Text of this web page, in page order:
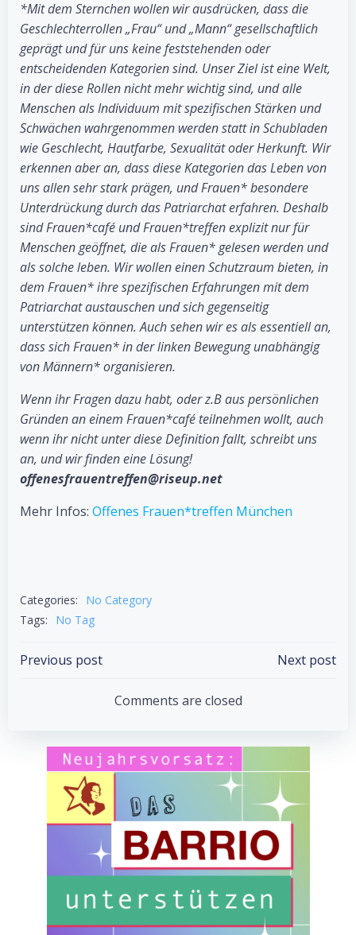
*Mit dem Sternchen wollen wir ausdrücken, dass die
Geschlechterrollen „Frau“ und „Mann“ gesellschaftlich
geprägt und für uns keine feststehenden oder
entscheidenden Kategorien sind. Unser Ziel ist eine Welt,
in der diese Rollen nicht mehr wichtig sind, und alle
Menschen als Individuum mit spezifischen Stärken und
Schwächen wahrgenommen werden statt in Schubladen
wie Geschlecht, Hautfarbe, Sexualität oder Herkunft. Wir
erkennen aber an, dass diese Kategorien das Leben von
uns allen sehr stark prägen, und Frauen* besondere
Unterdrückung durch das Patriarchat erfahren. Deshalb
sind Frauen*café und Frauen*treffen explizit nur für
Menschen geöffnet, die als Frauen* gelesen werden und
als solche leben. Wir wollen einen Schutzraum bieten, in
dem Frauen* ihre spezifischen Erfahrungen mit dem
Patriarchat austauschen und sich gegenseitig
unterstützen können. Auch sehen wir es als essentiell an,
dass sich Frauen* in der linken Bewegung unabhängig
von Männern* organisieren.
Wenn ihr Fragen dazu habt, oder z.B aus persönlichen
Gründen an einem Frauen*café teilnehmen wollt, auch
wenn ihr nicht unter diese Definition fallt, schreibt uns
an, und wir finden eine Lösung!
offenesfrauentreffen@riseup.net
Mehr Infos: Offenes Frauen*treffen München
Categories:
No Category
Tags:
No Tag
Post
navigation
Previous post
navigation
Next post
Comments are closed